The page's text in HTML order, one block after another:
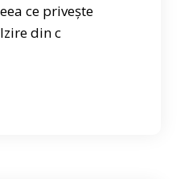
ce privește
din c